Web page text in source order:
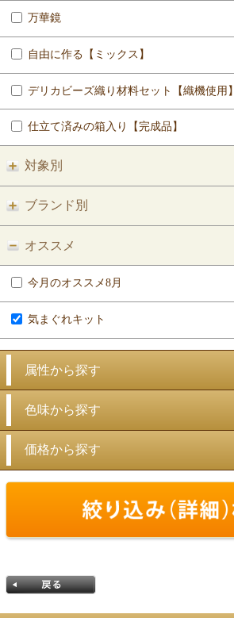
万華鏡
自由に作る【ミックス】
デリカビーズ織り材料セット【織機使用】
仕立て済みの箱入り【完成品】
対象別
ブランド別
オススメ
今月のオススメ8月
気まぐれキット
属性から探す
色味から探す
価格から探す